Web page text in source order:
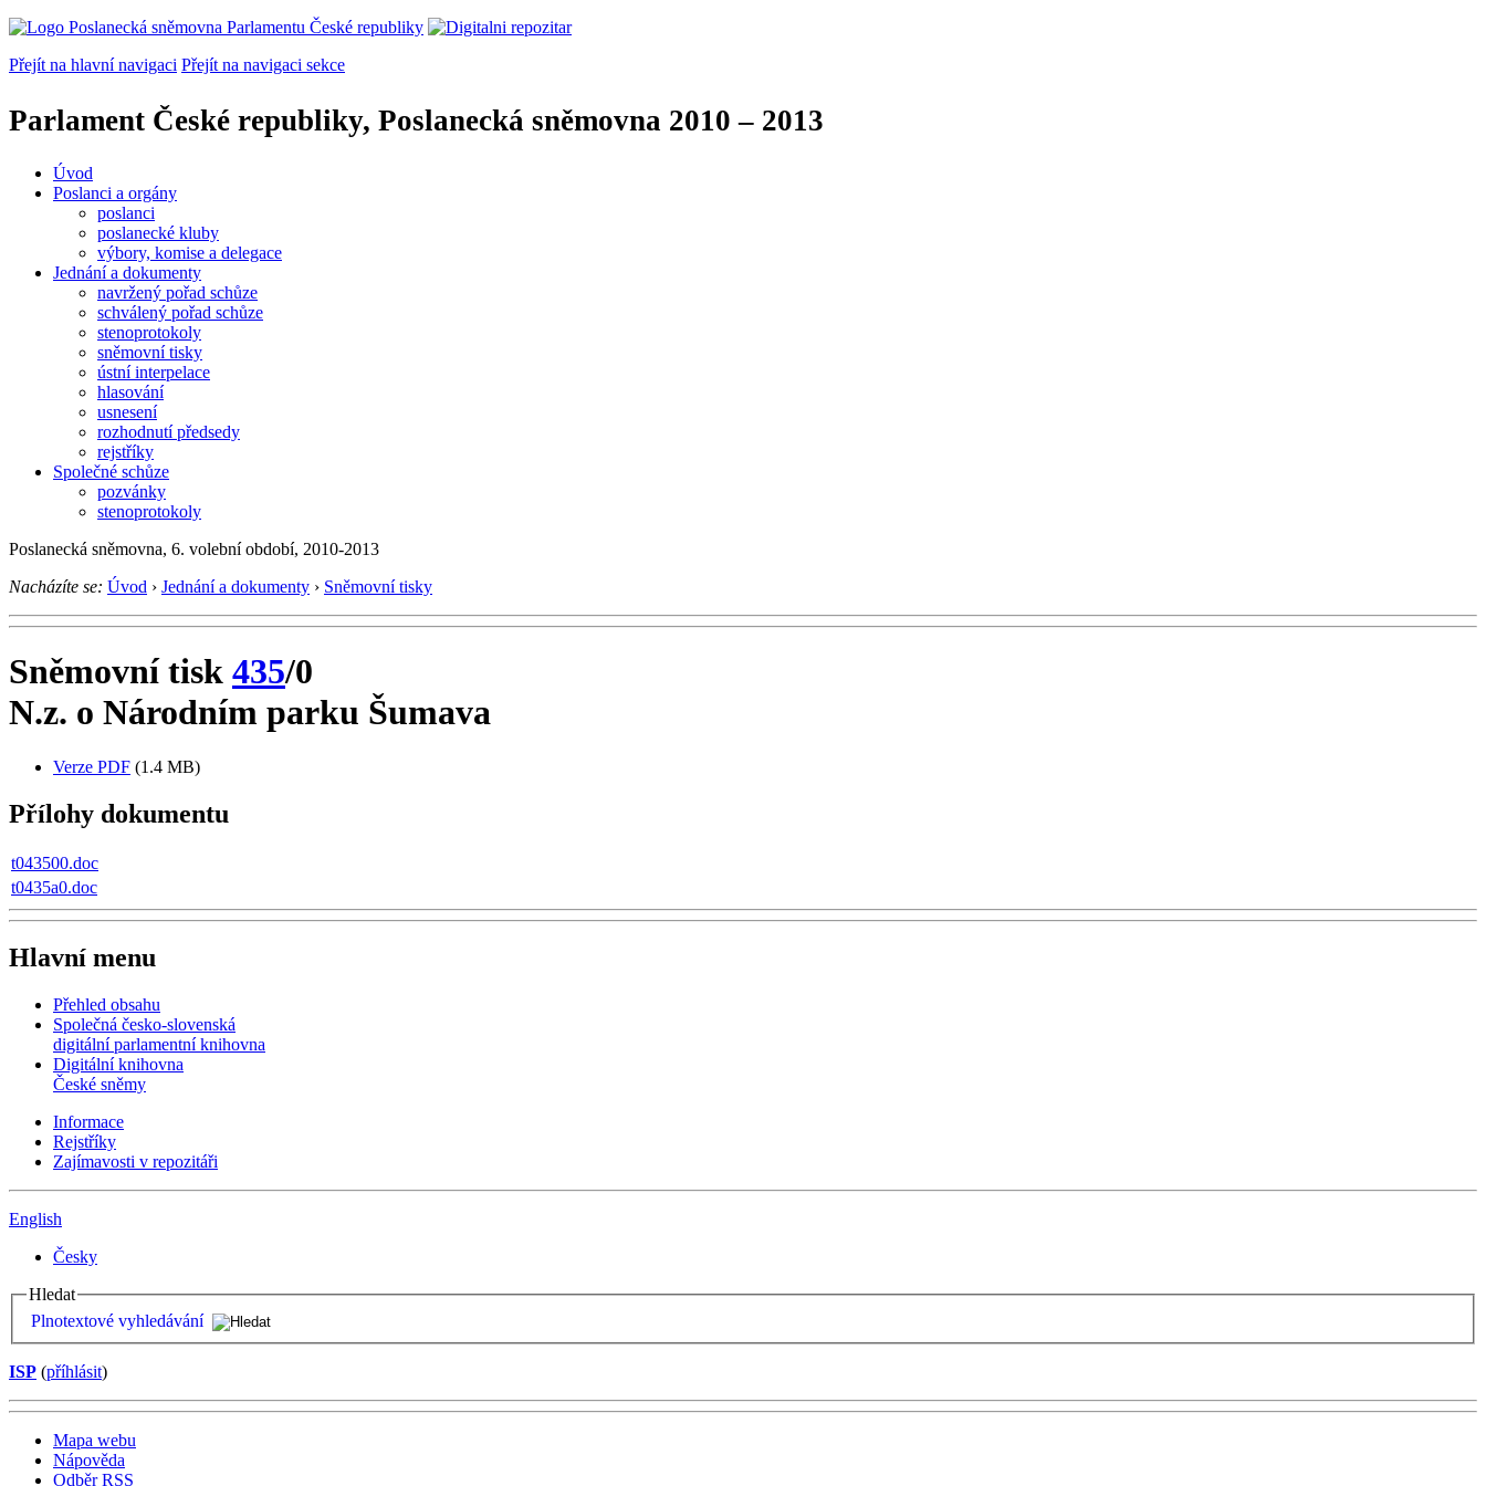
Přejít na hlavní navigaci Přejít na navigaci sekce
Parlament České republiky, Poslanecká sněmovna 2010 – 2013
Úvod
Poslanci a orgány
poslanci
poslanecké kluby
výbory, komise a delegace
Jednání a dokumenty
navržený pořad schůze
schválený pořad schůze
stenoprotokoly
sněmovní tisky
ústní interpelace
hlasování
usnesení
rozhodnutí předsedy
rejstříky
Společné schůze
pozvánky
stenoprotokoly
Poslanecká sněmovna, 6. volební období, 2010-2013
Nacházíte se: Úvod › Jednání a dokumenty › Sněmovní tisky
Sněmovní tisk 435/0
N.z. o Národním parku Šumava
Verze PDF (1.4 MB)
Přílohy dokumentu
t043500.doc
t0435a0.doc
Hlavní menu
Přehled obsahu
Společná česko-slovenská
digitální parlamentní knihovna
Digitální knihovna
České sněmy
Informace
Rejstříky
Zajímavosti v repozitáři
English
Česky
Hledat
Plnotextové vyhledávání
ISP (příhlásit)
Mapa webu
Nápověda
Odběr RSS